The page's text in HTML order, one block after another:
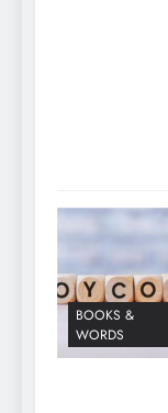
BOOKS &
WORDS